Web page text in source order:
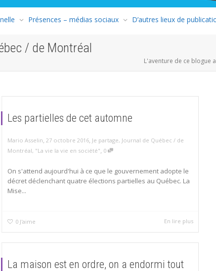
Présences – médias sociaux D’autres lieux de
/ de Montréal
L'aventure de ce blogue
Les partielles de cet automne
Mario Asselin, 27 octobre 2016, Je partage, Journal de Québec / de
Montréal, "La vie la vie en société", 0
On s'attend aujourd'hui à ce que le gouvernement adopte le
décret déclenchant quatre élections partielles au Québec. La
Mise...
0 J'aime En lire plus
La maison est en ordre, on a endormi tout